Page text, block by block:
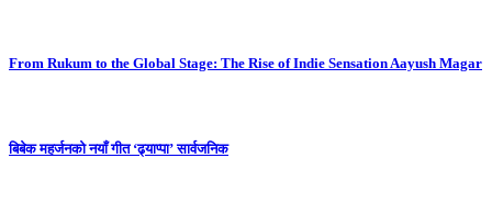
From Rukum to the Global Stage: The Rise of Indie Sensation Aayush Magar
बिबेक महर्जनको नयाँ गीत ‘ढ्याप्पा’ सार्वजनिक